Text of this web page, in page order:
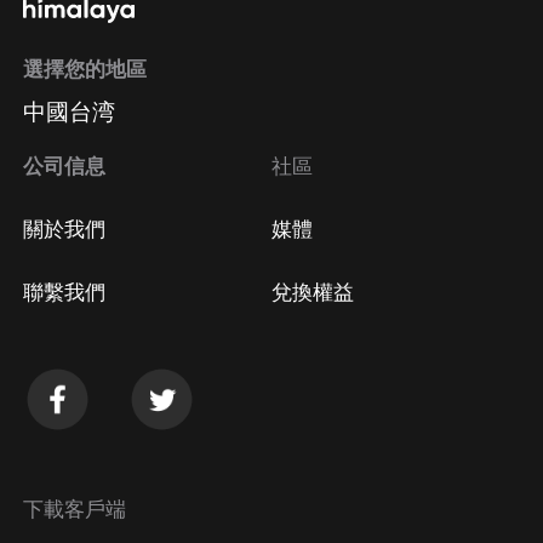
選擇您的地區
中國台湾
公司信息
關於我們
聯繫我們
社區
媒體
兌換權益
下載客戶端